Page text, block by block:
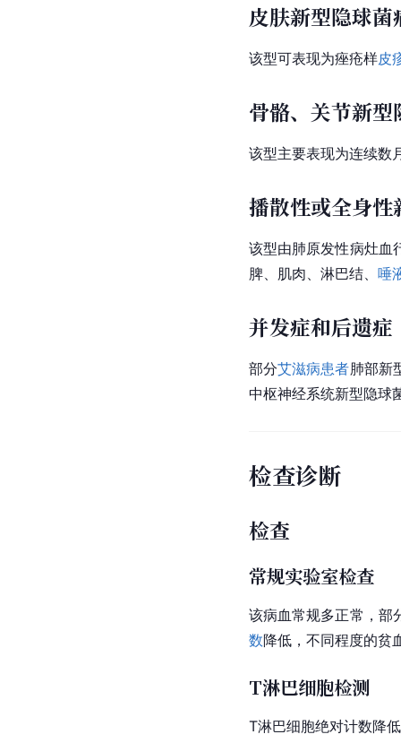
皮肤新型隐球菌
该型可表现为痤疮样皮
骨骼、关节新型
该型主要表现为连续数
播散性或全身
该型由肺原发性病灶血
脾、肌肉、淋巴结、 唾
并发症和后遗症
部分艾滋病患者肺部新
中枢神经系统新型隐球
检查诊断
检查
常规实验室检查
该病血常规多正常，部
数降低，不同程度的贫
T淋巴细胞检测
T淋巴细胞绝对计数降